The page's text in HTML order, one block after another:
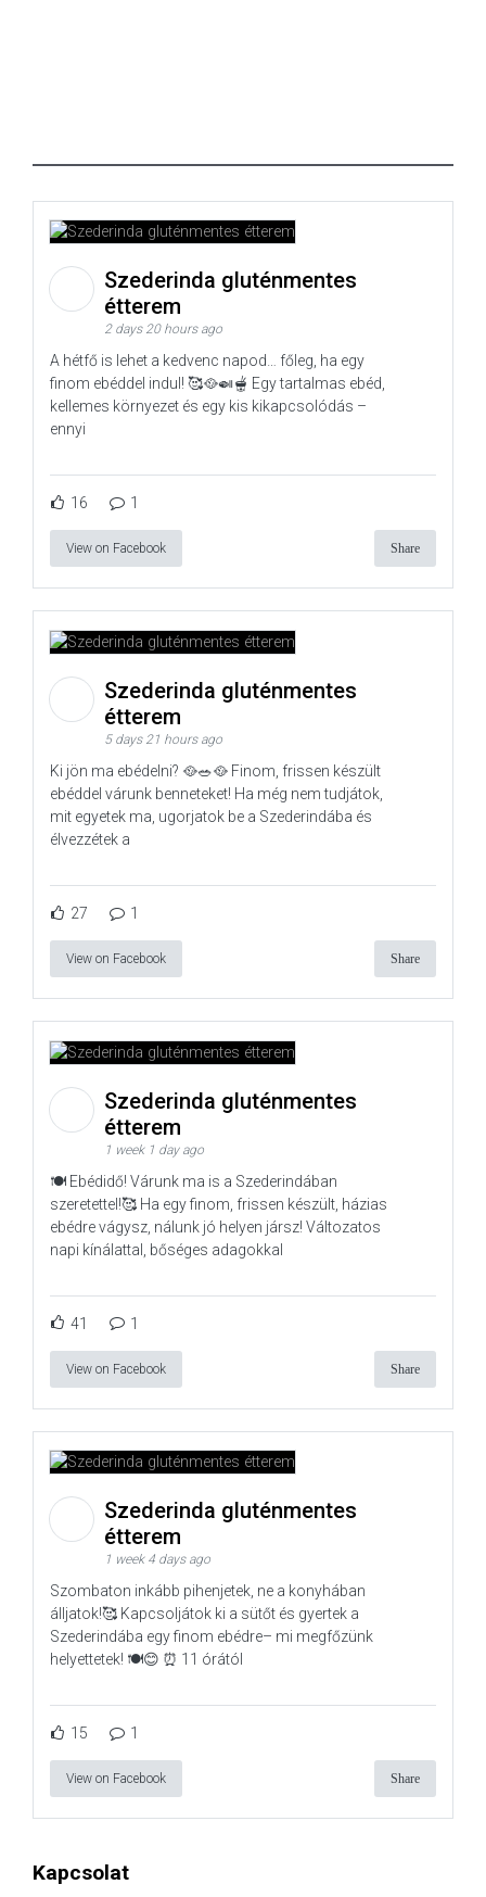
Szederinda gluténmentes
étterem
2 days 20 hours ago
A hétfő is lehet a kedvenc napod… főleg, ha egy
finom ebéddel indul! 🥰🥘🍛🫕 Egy tartalmas ebéd,
kellemes környezet és egy kis kikapcsolódás –
ennyi
16 1
View on Facebook Share
Szederinda gluténmentes
étterem
5 days 21 hours ago
Ki jön ma ebédelni? 🥘🥗🥘 Finom, frissen készült
ebéddel várunk benneteket! Ha még nem tudjátok,
mit egyetek ma, ugorjatok be a Szederindába és
élvezzétek a
27 1
View on Facebook Share
Szederinda gluténmentes
étterem
1 week 1 day ago
🍽️ Ebédidő! Várunk ma is a Szederindában
szeretettel!🥰 Ha egy finom, frissen készült, házias
ebédre vágysz, nálunk jó helyen jársz! Változatos
napi kínálattal, bőséges adagokkal
41 1
View on Facebook Share
Szederinda gluténmentes
étterem
1 week 4 days ago
Szombaton inkább pihenjetek, ne a konyhában
álljatok!🥰 Kapcsoljátok ki a sütőt és gyertek a
Szederindába egy finom ebédre– mi megfőzünk
helyettetek! 🍽️😊 ⏰ 11 órától
15 1
View on Facebook Share
Kapcsolat